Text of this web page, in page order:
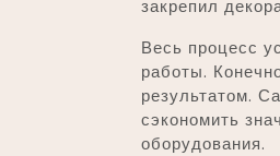
закрепил
Весь процесс
работы.
результатом.
сэкономить
оборудования.